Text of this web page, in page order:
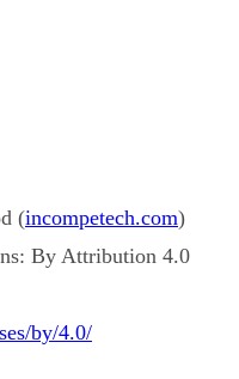
(incompetech.com)
By Attribution 4.0
by/4.0/